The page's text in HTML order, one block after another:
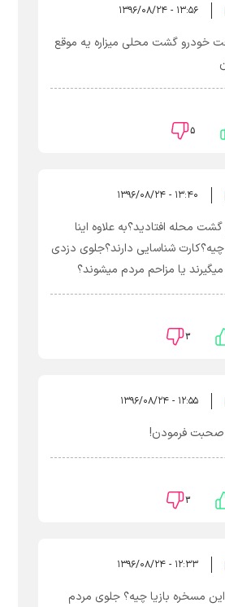
۱۳:۵۶ - ۱۳۹۶/۰۸/۲۴
خودرو گشت محلی میزاره یه موقع
۵
۱۳:۴۰ - ۱۳۹۶/۰۸/۲۴
محله افتادید؟به علاوه اینا
شناسایی دارند؟جلوی دزدی
یا مزاحم مردم میشوند؟
۳
۱۲:۵۵ - ۱۳۹۶/۰۸/۲۴
صحبت فرمودن!
۳
۱۲:۳۳ - ۱۳۹۶/۰۸/۲۴
مسخره بازیا چیه؟ جلوی مردم